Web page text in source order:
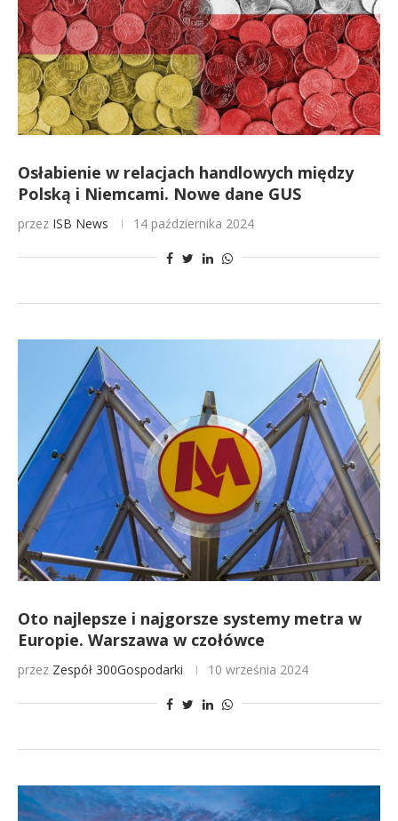
Osłabienie w relacjach handlowych między
Polską i Niemcami. Nowe dane GUS
przez ISB News 14 października 2024
Oto najlepsze i najgorsze systemy metra w
Europie. Warszawa w czołówce
przez Zespół 300Gospodarki 10 września 2024